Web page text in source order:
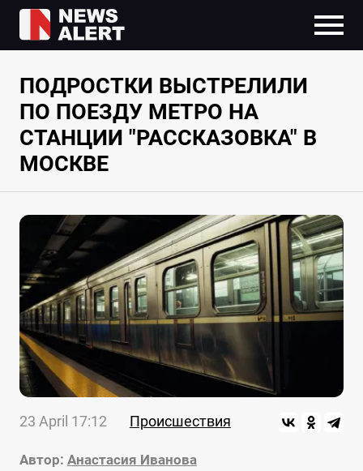
ПОДРОСТКИ ВЫСТРЕЛИЛИ
ПО ПОЕЗДУ МЕТРО НА
СТАНЦИИ "РАССКАЗОВКА" В
МОСКВЕ
23 April 17:12 Происшествия
Автор: Анастасия Иванова